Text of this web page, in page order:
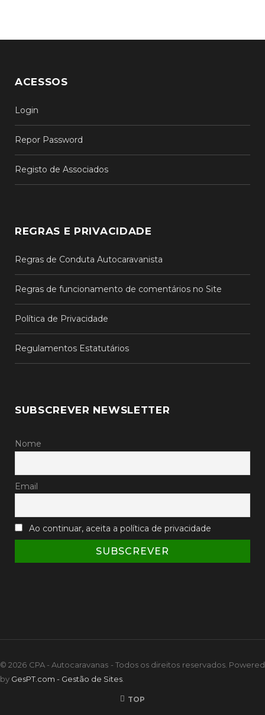
ACESSOS
Login
Repor Password
Registo de Associados
REGRAS E PRIVACIDADE
Regras de Conduta Autocaravanista
Regras de funcionamento de comentários no Site
Política de Privacidade
Regulamentos Estatutários
SUBSCREVER NEWSLETTER
Nome
Email
Ao continuar, aceita a política de privacidade
© 2026 CPA - Autocaravanas - Todos os direitos reservados. Powered
by GesPT.com - Gestão de Sites
TOP